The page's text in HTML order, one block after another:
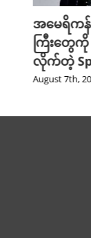
အမေရိက
ကြီးတွေ
လိုက်တဲ့
August 7th,